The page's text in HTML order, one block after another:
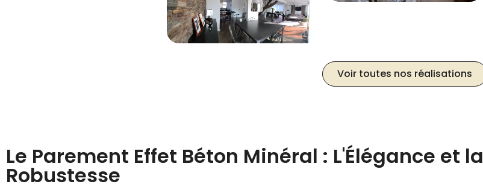
Voir toutes nos réalisations
Le Parement Effet Béton Minéral : L'Élégance et la
Robustesse